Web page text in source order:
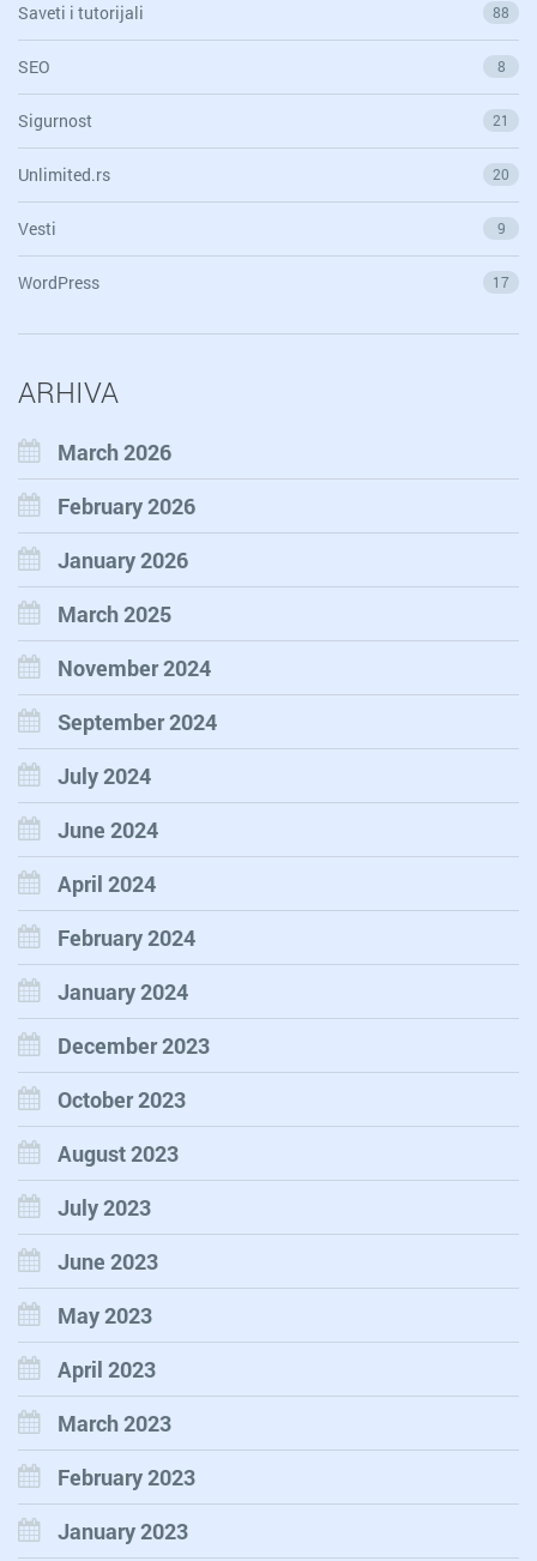
Saveti i tutorijali 88
SEO 8
Sigurnost 21
Unlimited.rs 20
Vesti 9
WordPress 17
ARHIVA
March 2026
February 2026
January 2026
March 2025
November 2024
September 2024
July 2024
June 2024
April 2024
February 2024
January 2024
December 2023
October 2023
August 2023
July 2023
June 2023
May 2023
April 2023
March 2023
February 2023
January 2023